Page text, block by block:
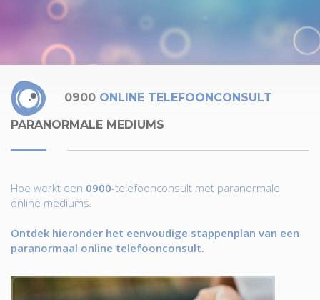
0900 ONLINE TELEFOONCONSULT
PARANORMALE MEDIUMS
Hoe werkt een 0900-telefoonconsult met paranormale
online mediums.
Ontdek hieronder het eenvoudige stappenplan van een
paranormaal online telefoonconsult.